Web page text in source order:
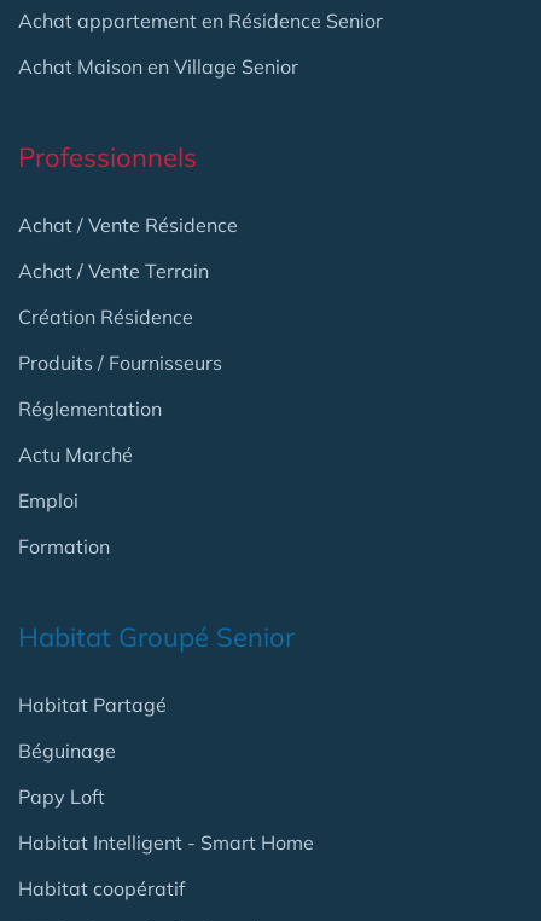
Achat appartement en Résidence Senior
Achat Maison en Village Senior
Professionnels
Achat / Vente Résidence
Achat / Vente Terrain
Création Résidence
Produits / Fournisseurs
Réglementation
Actu Marché
Emploi
Formation
Habitat Groupé Senior
Habitat Partagé
Béguinage
Papy Loft
Habitat Intelligent - Smart Home
Habitat coopératif